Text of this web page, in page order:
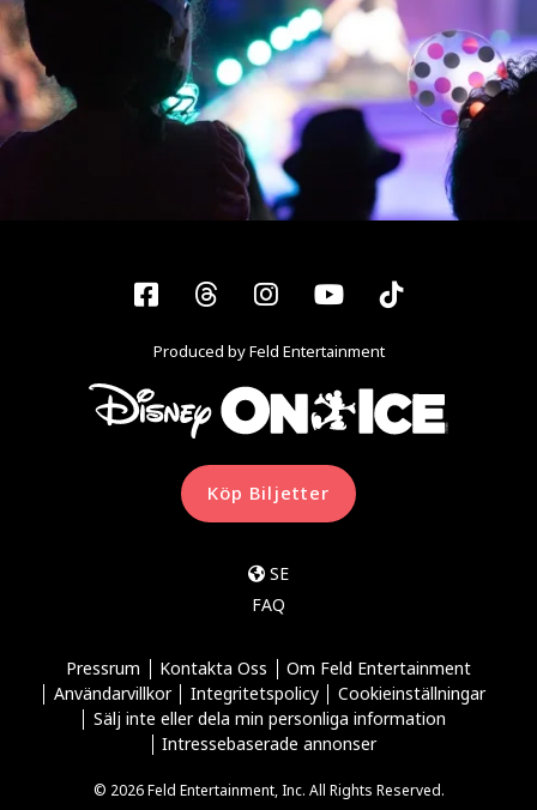
Facebook
ThreadsInstagram
YouTubeTiktok
Produced by Feld Entertainment
Köp Biljetter
SE
FAQ
Pressrum Kontakta Oss
Om Feld Entertainment
Användarvillkor
Integritetspolicy
Cookieinställningar
Sälj inte eller dela min personliga information
Intressebaserade annonser
© 2026 Feld Entertainment, Inc. All Rights Reserved.